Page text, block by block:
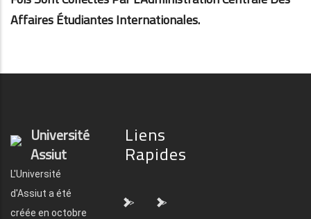
Affaires Étudiantes Internationales.
Université
Assiut
L'Université
d'Assiut a été
créée en octobre
Liens
Rapides
"> ">